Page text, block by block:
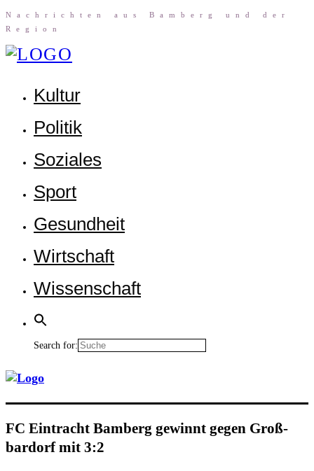
Nach­rich­ten aus Bam­berg und der
Region
Kul­tur
Poli­tik
Sozia­les
Sport
Gesund­heit
Wirt­schaft
Wis­sen­schaft
Search for:
FC Ein­tracht Bam­berg gewinnt gegen Groß­
bar­dorf mit 3:2